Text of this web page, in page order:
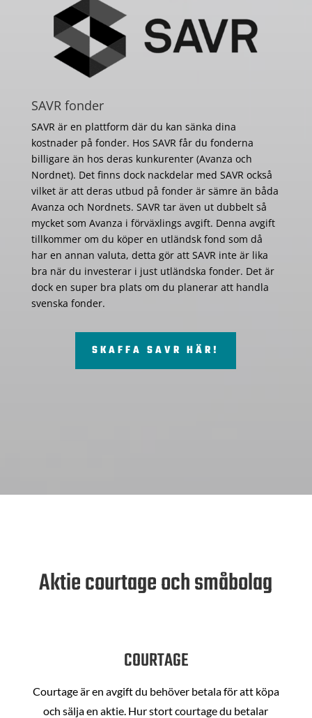
SAVR fonder
SAVR är en plattform där du kan sänka dina
kostnader på fonder. Hos SAVR får du fonderna
billigare än hos deras kunkurenter (Avanza och
Nordnet). Det finns dock nackdelar med SAVR också
vilket är att deras utbud på fonder är sämre än båda
Avanza och Nordnets. SAVR tar även ut dubbelt så
mycket som Avanza i förväxlings avgift. Denna avgift
tillkommer om du köper en utländsk fond som då
har en annan valuta, detta gör att SAVR inte är lika
bra när du investerar i just utländska fonder. Det är
dock en super bra plats om du planerar att handla
svenska fonder.
SKAFFA SAVR HÄR!
Aktie courtage och småbolag
COURTAGE
Courtage är en avgift du behöver betala för att köpa
och sälja en aktie. Hur stort courtage du betalar